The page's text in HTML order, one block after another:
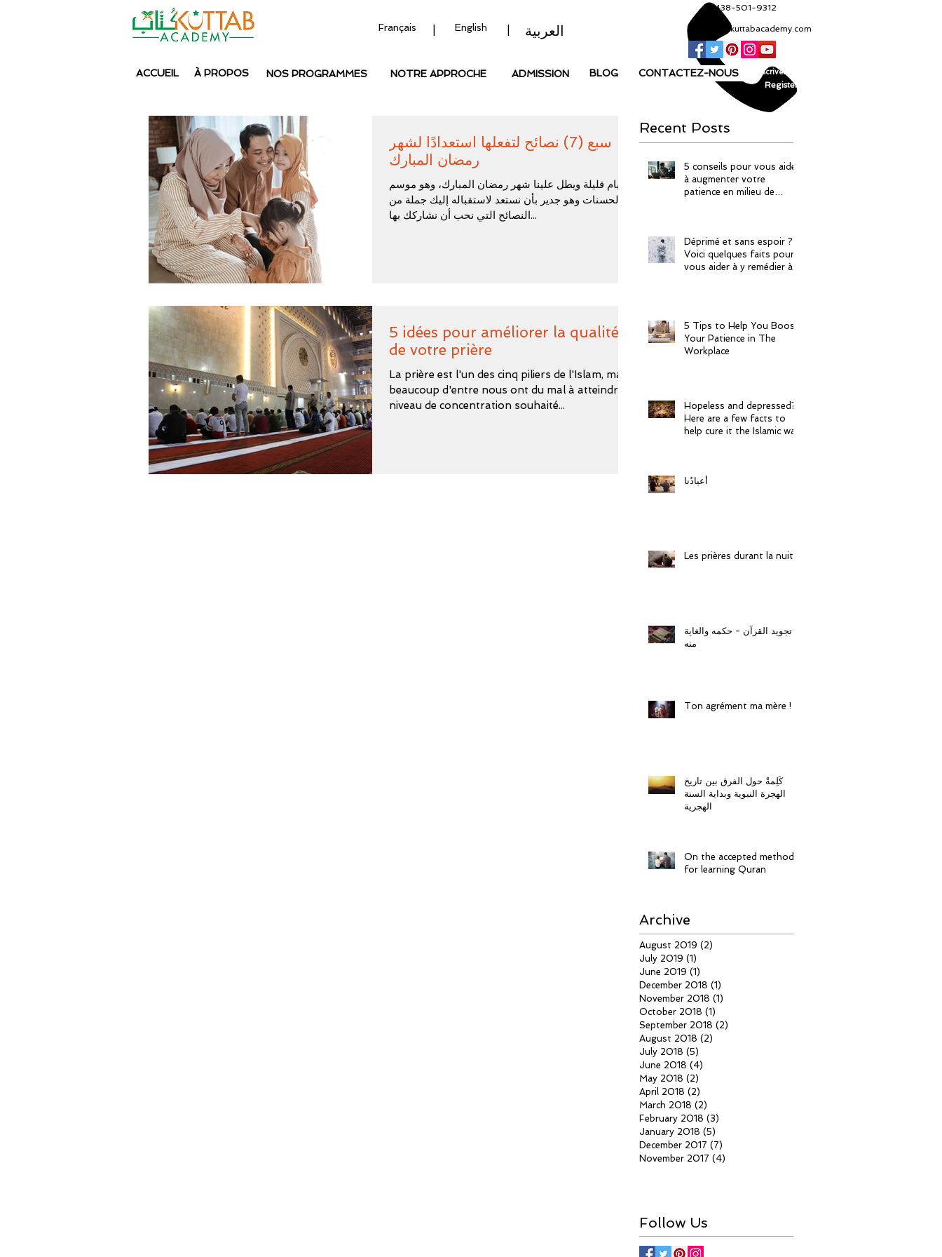
+1 438-501-9312
info@kuttabacademy.com
Français English العربية
ACCUEIL À PROPOS BLOG CONTACTEZ-NOUS
Register!
Inscrivez-vous!
NOS PROGRAMMES NOTRE APPROCHE ADMISSION
سبع (7) نصائح لتفعلها استعدادًا لشهر
رمضان المبارك
أيام قليلة ويطل علينا شهر رمضان المبارك، وهو موسم
الحسنات وهو جدير بأن نستعد لاستقباله إليك جملة من
النصائح التي نحب أن نشاركك بها...
5 idées pour améliorer la qualité
de votre prière
La prière est l'un des cinq piliers de l'Islam, mais
beaucoup d'entre nous ont du mal à atteindre le
niveau de concentration souhaité...
Recent Posts
5 conseils pour vous aider
à augmenter votre
patience en milieu de
Déprimé et sans espoir ?
Voici quelques faits pour
vous aider à y remédier à
5 Tips to Help You Boost
Your Patience in The
Workplace
Hopeless and depressed?
Here are a few facts to
help cure it the Islamic way
أعيادُنا
Les prières durant la nuit
تجويد القرآن - حكمه والغاية
منه
Ton agrément ma mère !
كَلِمةٌ حول الفرق بين تاريخ
الهجرة النبوية وبداية السنة
الهجرية
On the accepted method
for learning Quran
Archive
August 2019 (2)
July 2019 (1)
June 2019 (1)
December 2018 (1)
November 2018 (1)
October 2018 (1)
September 2018 (2)
August 2018 (2)
July 2018 (5)
June 2018 (4)
May 2018 (2)
April 2018 (2)
March 2018 (2)
February 2018 (3)
January 2018 (5)
December 2017 (7)
November 2017 (4)
Follow Us